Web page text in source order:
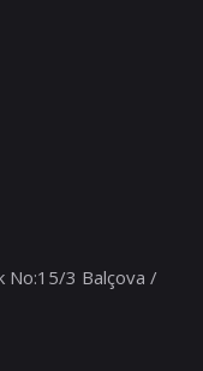
No:15/3 Balçova /